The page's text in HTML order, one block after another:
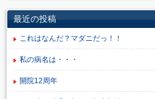
最近の投稿
これはなんだ？マダニだっ！！
私の病名は・・・
開院12周年